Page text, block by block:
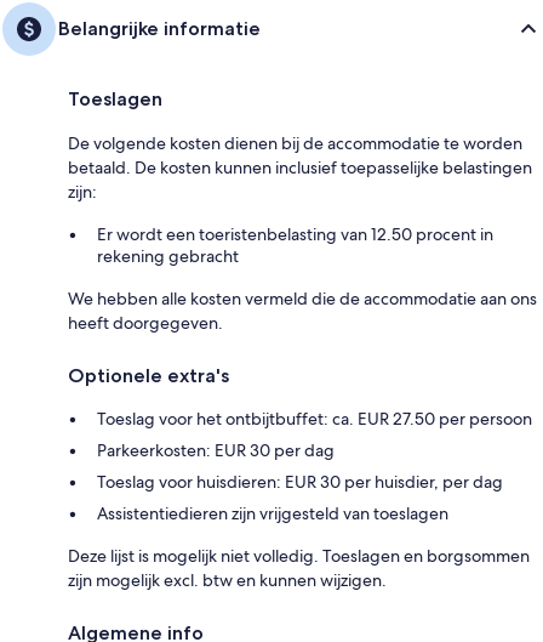
Belangrijke informatie
Toeslagen
De volgende kosten dienen bij de accommodatie te worden
betaald. De kosten kunnen inclusief toepasselijke belastingen
zijn:
Er wordt een toeristenbelasting van 12.50 procent in
rekening gebracht
We hebben alle kosten vermeld die de accommodatie aan ons
heeft doorgegeven.
Optionele extra's
Toeslag voor het ontbijtbuffet: ca. EUR 27.50 per persoon
Parkeerkosten: EUR 30 per dag
Toeslag voor huisdieren: EUR 30 per huisdier, per dag
Assistentiedieren zijn vrijgesteld van toeslagen
Deze lijst is mogelijk niet volledig. Toeslagen en borgsommen
zijn mogelijk excl. btw en kunnen wijzigen.
Algemene info